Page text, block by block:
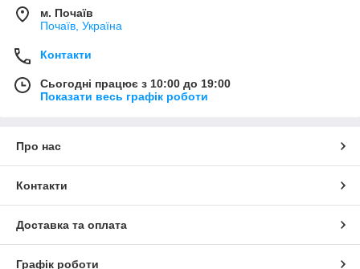
м. Почаїв
Почаїв, Україна
Контакти
Сьогодні працює з 10:00 до 19:00
Показати весь графік роботи
Про нас
Контакти
Доставка та оплата
Графік роботи